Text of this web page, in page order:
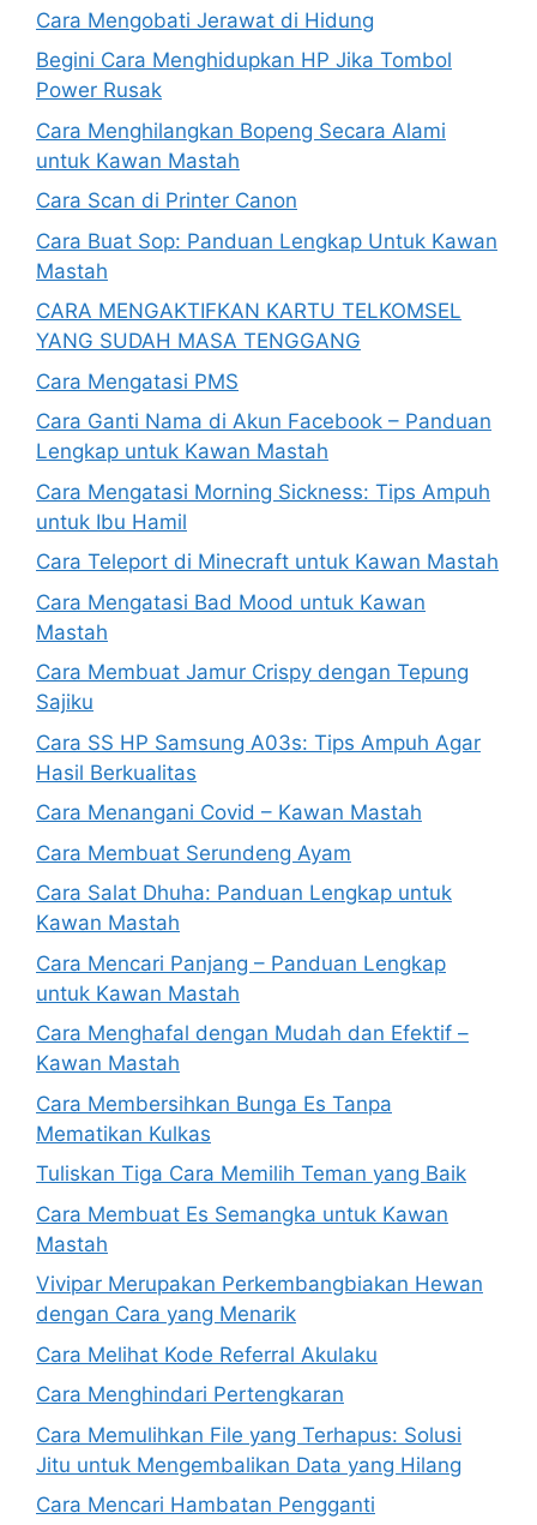
Cara Mengobati Jerawat di Hidung
Begini Cara Menghidupkan HP Jika Tombol
Power Rusak
Cara Menghilangkan Bopeng Secara Alami
untuk Kawan Mastah
Cara Scan di Printer Canon
Cara Buat Sop: Panduan Lengkap Untuk Kawan
Mastah
CARA MENGAKTIFKAN KARTU TELKOMSEL
YANG SUDAH MASA TENGGANG
Cara Mengatasi PMS
Cara Ganti Nama di Akun Facebook – Panduan
Lengkap untuk Kawan Mastah
Cara Mengatasi Morning Sickness: Tips Ampuh
untuk Ibu Hamil
Cara Teleport di Minecraft untuk Kawan Mastah
Cara Mengatasi Bad Mood untuk Kawan
Mastah
Cara Membuat Jamur Crispy dengan Tepung
Sajiku
Cara SS HP Samsung A03s: Tips Ampuh Agar
Hasil Berkualitas
Cara Menangani Covid – Kawan Mastah
Cara Membuat Serundeng Ayam
Cara Salat Dhuha: Panduan Lengkap untuk
Kawan Mastah
Cara Mencari Panjang – Panduan Lengkap
untuk Kawan Mastah
Cara Menghafal dengan Mudah dan Efektif –
Kawan Mastah
Cara Membersihkan Bunga Es Tanpa
Mematikan Kulkas
Tuliskan Tiga Cara Memilih Teman yang Baik
Cara Membuat Es Semangka untuk Kawan
Mastah
Vivipar Merupakan Perkembangbiakan Hewan
dengan Cara yang Menarik
Cara Melihat Kode Referral Akulaku
Cara Menghindari Pertengkaran
Cara Memulihkan File yang Terhapus: Solusi
Jitu untuk Mengembalikan Data yang Hilang
Cara Mencari Hambatan Pengganti